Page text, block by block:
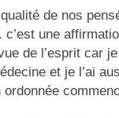
de nos
une
de l’esprit car
et je l’ai